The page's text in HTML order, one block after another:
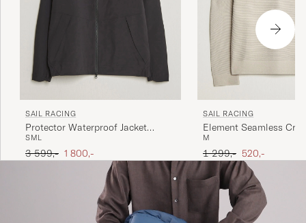
SAIL RACING
Protector Waterproof Jacket
Carbon
SML
Ordinary pris
3 599,- Nedsat pris
1 800,-
SAIL RACING
Element Seamless
Sand
M
Ordinary pris
1 299,- Nedsat pris
520,-